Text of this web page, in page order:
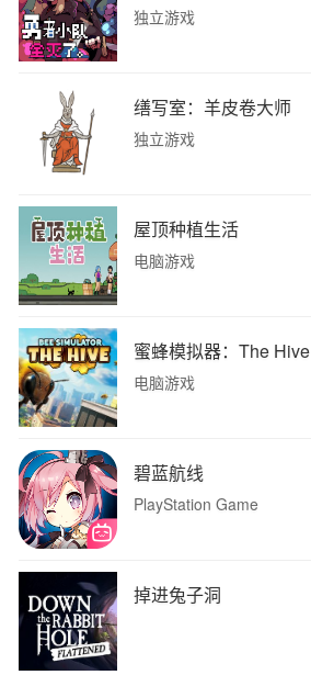
独立游戏
缮写室：羊皮卷大师
独立游戏
屋顶种植生活
电脑游戏
蜜蜂模拟器：The Hive
电脑游戏
碧蓝航线
PlayStation Game
掉进兔子洞